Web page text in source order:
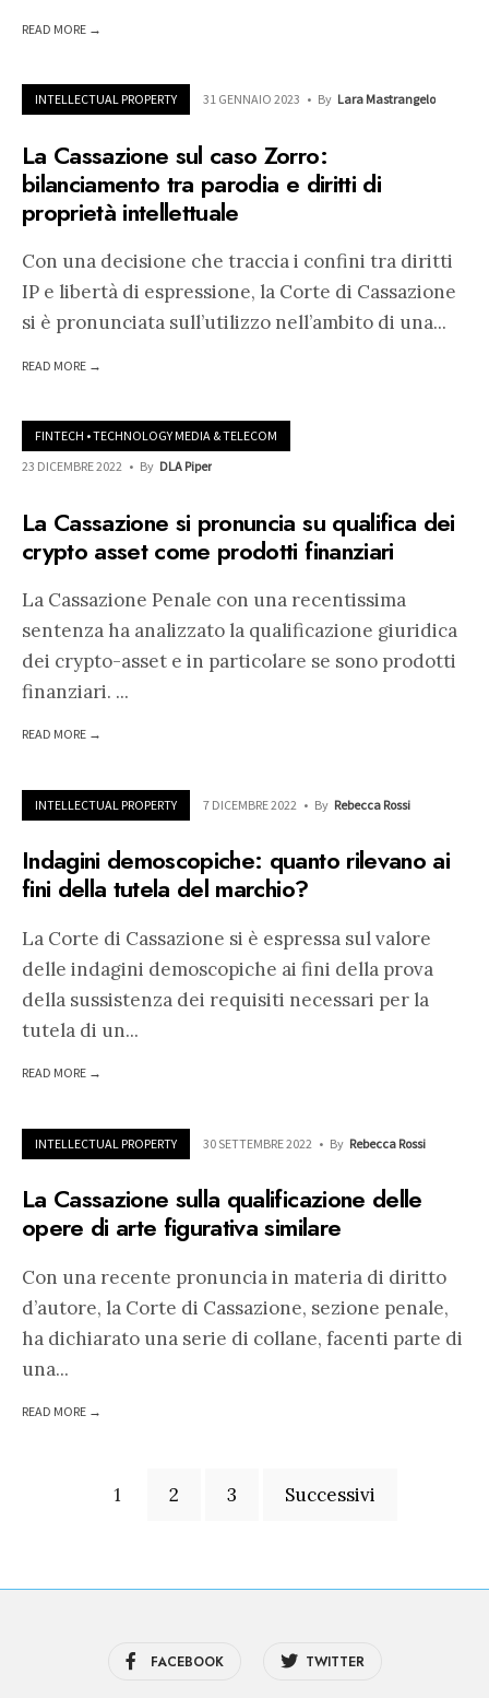
READ MORE →
INTELLECTUAL PROPERTY 31 GENNAIO 2023 • By Lara Mastrangelo
La Cassazione sul caso Zorro:
bilanciamento tra parodia e diritti di
proprietà intellettuale
Con una decisione che traccia i confini tra diritti
IP e libertà di espressione, la Corte di Cassazione
si è pronunciata sull’utilizzo nell’ambito di una...
READ MORE →
FINTECH •TECHNOLOGY MEDIA & TELECOM
23 DICEMBRE 2022 • By DLA Piper
La Cassazione si pronuncia su qualifica dei
crypto asset come prodotti finanziari
La Cassazione Penale con una recentissima
sentenza ha analizzato la qualificazione giuridica
dei crypto-asset e in particolare se sono prodotti
finanziari. ...
READ MORE →
INTELLECTUAL PROPERTY 7 DICEMBRE 2022 • By Rebecca Rossi
Indagini demoscopiche: quanto rilevano ai
fini della tutela del marchio?
La Corte di Cassazione si è espressa sul valore
delle indagini demoscopiche ai fini della prova
della sussistenza dei requisiti necessari per la
tutela di un...
READ MORE →
INTELLECTUAL PROPERTY 30 SETTEMBRE 2022 • By Rebecca Rossi
La Cassazione sulla qualificazione delle
opere di arte figurativa similare
Con una recente pronuncia in materia di diritto
d’autore, la Corte di Cassazione, sezione penale,
ha dichiarato una serie di collane, facenti parte di
una...
READ MORE →
Paginazione
1 2 3 Successivi
FACEBOOK TWITTER